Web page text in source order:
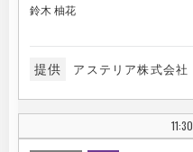
鈴木 柚花
提供 アステリア株式会社
11:30